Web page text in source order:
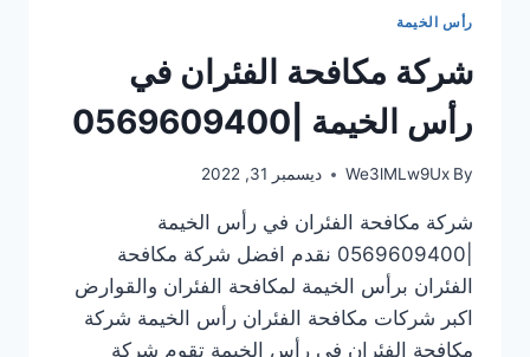
رأس الخيمة
شركة مكافحة الفئران في
رأس الخيمة |0569609400
By
We3lMLw9Ux ديسمبر 31, 2022
شركة مكافحة الفئران في رأس الخيمة
|0569609400 نقدم افضل شركة مكافحة
الفئران برأس الخيمة لمكافحة الفئران والقوارض
اكبر شركات مكافحة الفئران رأس الخيمة شركة
مكافحة الفئران في رأس الخيمة تقوم شركة